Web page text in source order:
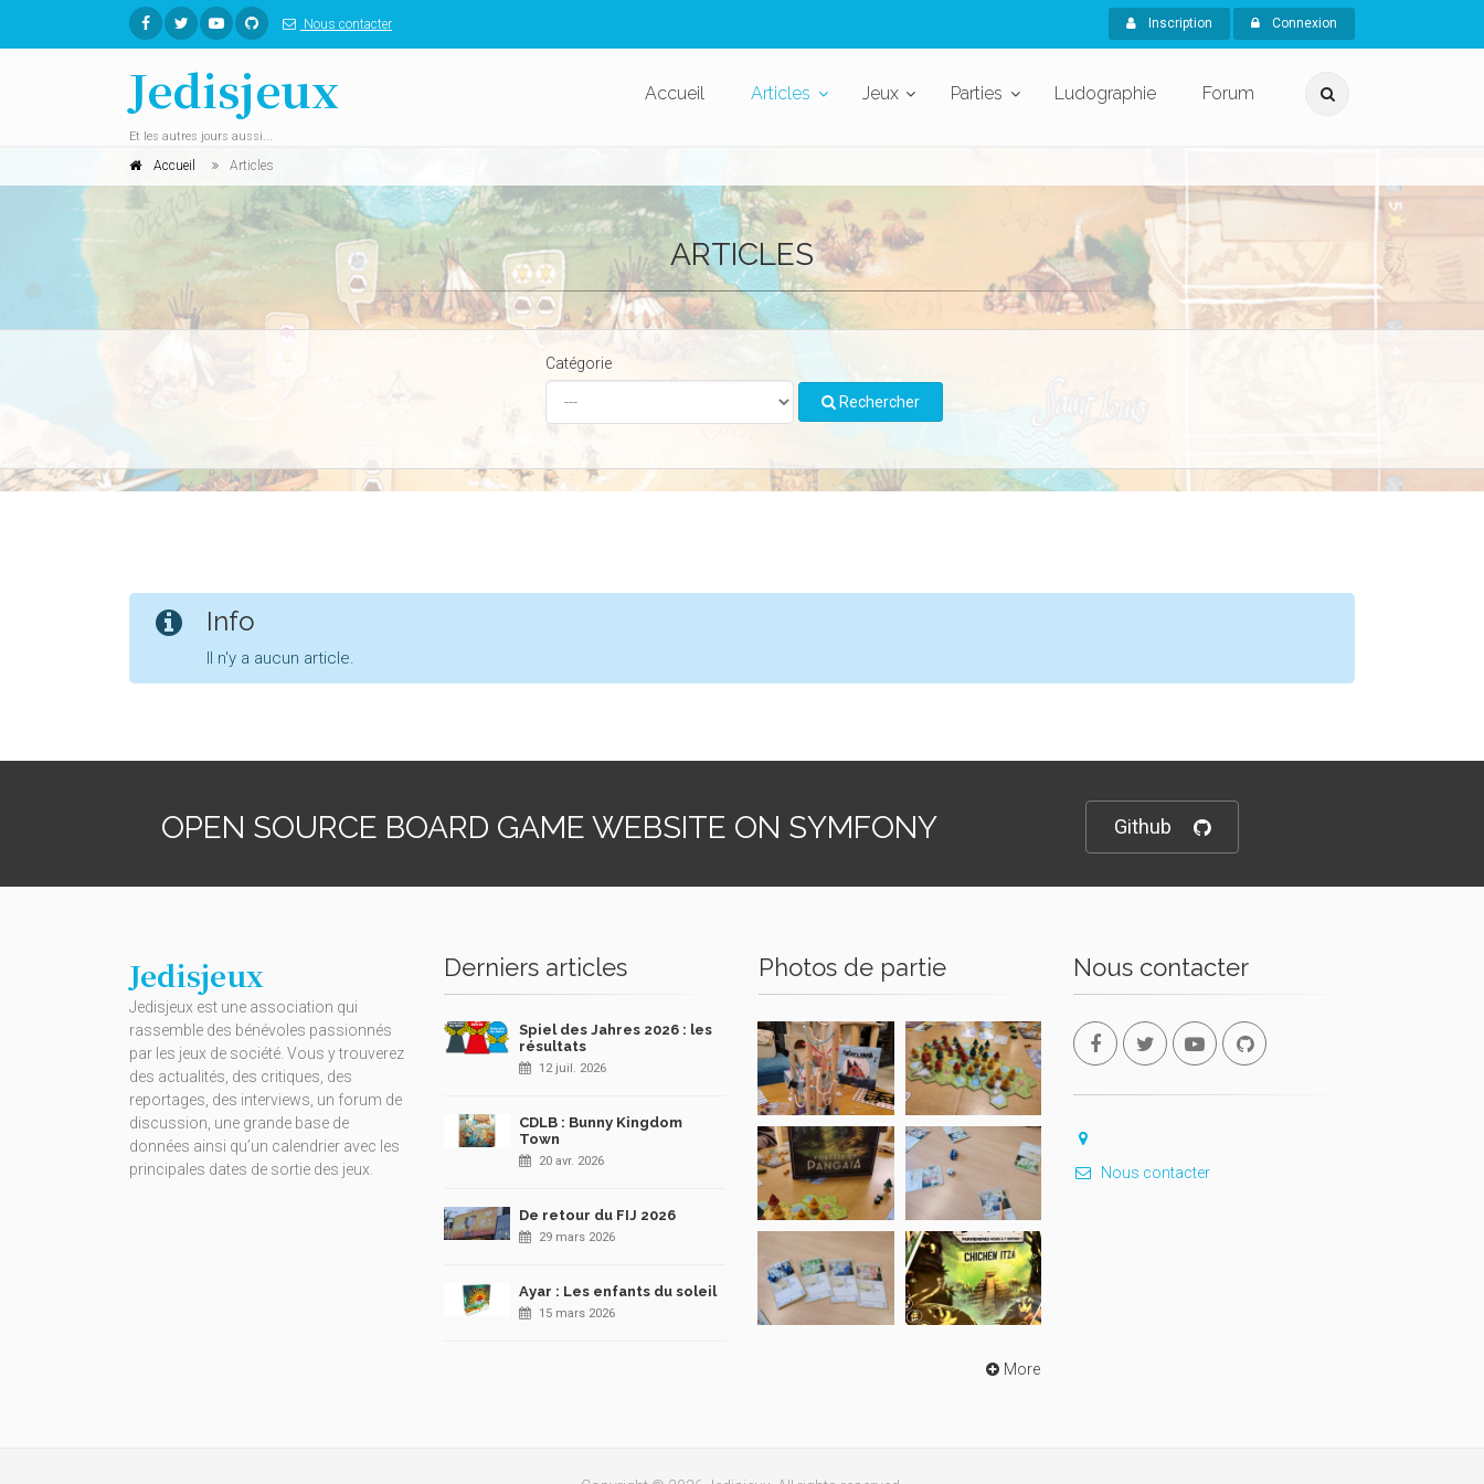
Nous contacter Inscription Connexion
Jedisjeux
Et les autres jours aussi...
Accueil Articles Jeux Parties Ludographie Forum
Accueil Articles
ARTICLES
Catégorie
Rechercher
Info
Il n'y a aucun article.
OPEN SOURCE BOARD GAME WEBSITE ON SYMFONY Github
Jedisjeux
Jedisjeux est une association qui
rassemble des bénévoles passionnés
par les jeux de société. Vous y trouverez
des actualités, des critiques, des
reportages, des interviews, un forum de
discussion, une grande base de
données ainsi qu’un calendrier avec les
principales dates de sortie des jeux.
Derniers articles
Spiel des Jahres 2026 : les
résultats
12 juil. 2026
CDLB : Bunny Kingdom
Town
20 avr. 2026
De retour du FIJ 2026
29 mars 2026
Ayar : Les enfants du soleil
15 mars 2026
Photos de partie
More
Nous contacter
Nous contacter